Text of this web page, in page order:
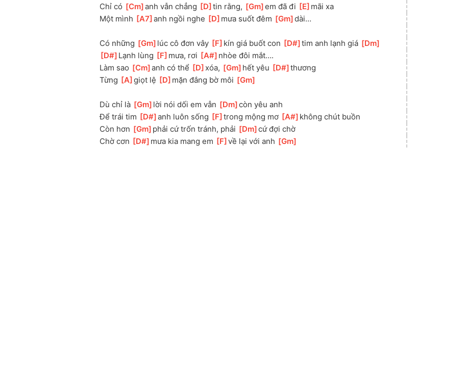
Chỉ có [Cm ]
anh vẫn chẳng D ]
tin rằng, [Gm ]
em đã đi E ]mãi xa
Một mình
A7 ]
anh ngồi nghe D ]mưa suốt đêm [Gm ]
dài…
Có những [Gm ]lúc cô đơn vây F ]kín giá buốt con D# ]
tim anh lạnh giá [ Dm
D# ]Lạnh lùng F ]mưa, rơi A# ]nhòe đôi mắt….
Làm sao [Cm ]
anh có thể D ]xóa, [Gm ]hết yêu D# ]
thương
Từng
A ]
giọt lệ D ]mặn đắng bờ môi [Gm
Dù chỉ là [Gm ]lời nói dối em vẫn [ Dm ]
còn yêu anh
Để trái tim
D# ]
anh luôn sống F ]
trong mộng mơ A# ]không chút buồn
Còn hơn [Gm ]phải cứ trốn tránh, phải [ Dm ]
cứ đợi chờ
Chờ cơn
D# ]mưa kia mang em F ]
về lại với anh [Gm